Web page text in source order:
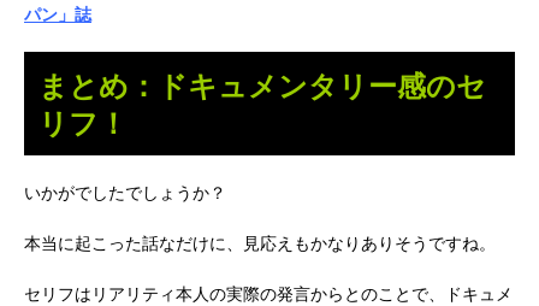
パン」誌
まとめ：ドキュメンタリー感のセ
リフ！
いかがでしたでしょうか？
本当に起こった話なだけに、見応えもかなりありそうですね。
セリフはリアリティ本人の実際の発言からとのことで、ドキュメ